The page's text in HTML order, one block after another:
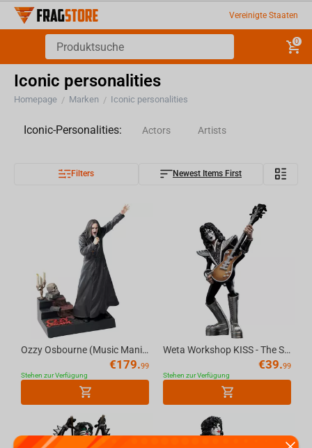
Vereinigte Staaten
0
Iconic personalities
Homepage / Marken / Iconic personalities
Iconic-Personalities: Actors Artists
Musicians Authors
Filters Newest Items First
Ozzy Osbourne (Music Maniacs) 1:10 Scale Resin Statue - McFarlane Toys
€179.99
Stehen zur Verfügung
Weta Workshop KISS - The Spaceman Mini Epics Figure
€39.99
Stehen zur Verfügung